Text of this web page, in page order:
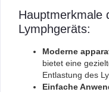
Hauptmerkmale
Lymphgeräts:
Moderne
bietet eine
Entlastung des
Einfache